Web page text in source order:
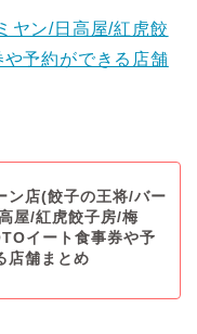
ヤン/日高屋/紅虎餃
予約ができる店舗
ン店(餃子の王将/バー
屋/紅虎餃子房/梅
イート食事券や予
店舗まとめ